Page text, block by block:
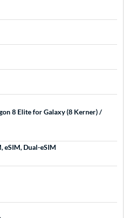
8 Elite for Galaxy (8 Kerner) /
eSIM, Dual-eSIM